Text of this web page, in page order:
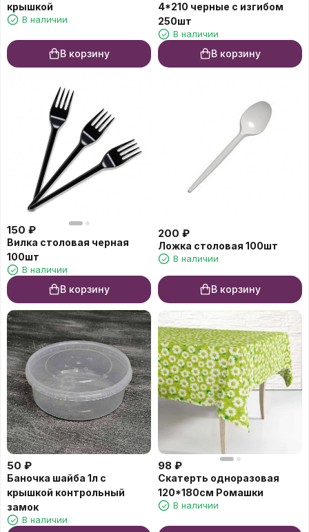
крышкой
В наличии
В корзину
4*210 черные с изгибом
250шт
В наличии
В корзину
150 ₽
Вилка столовая черная
100шт
В наличии
В корзину
200 ₽
Ложка столовая 100шт
В наличии
В корзину
50 ₽
Баночка шайба 1л с
крышкой контрольный
замок
В наличии
98 ₽
Скатерть одноразовая
120*180см Ромашки
В наличии